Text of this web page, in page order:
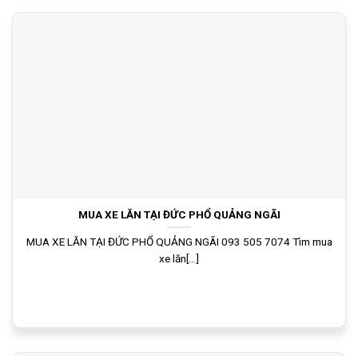
MUA XE LĂN TẠI ĐỨC PHỔ QUẢNG NGÃI
MUA XE LĂN TẠI ĐỨC PHỔ QUẢNG NGÃI 093 505 7074 Tìm mua
xe lăn[...]